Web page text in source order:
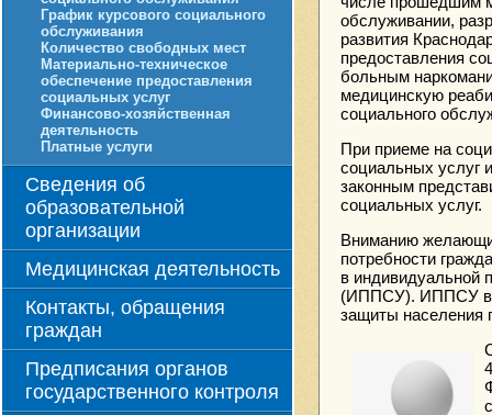
График курсового социального
обслуживания
Количество свободных мест
Материально-техническое
обеспечение предоставления
социальных услуг
Финансово-хозяйственная
деятельность
Платные услуги
Сведения об
образовательной
организации
Медицинская деятельность
Контакты, обращения
граждан
Предписания органов
государственного контроля
обслуживании,
развития
предоставления
больным
медицинскую
социального
При приеме на
социальных услуг
законным
социальных услуг.
Вниманию
потребности
в индивидуальной
(ИППСУ). ИППСУ
защиты населения